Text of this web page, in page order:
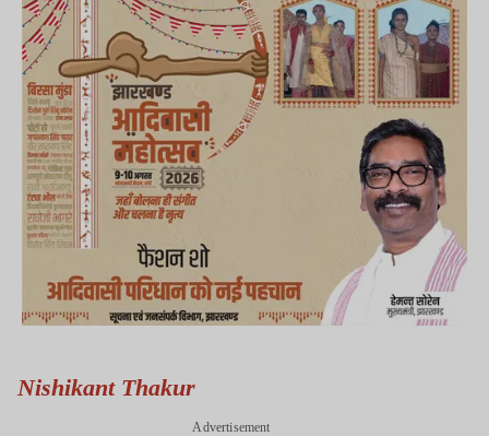
Nishikant Thakur
Advertisement